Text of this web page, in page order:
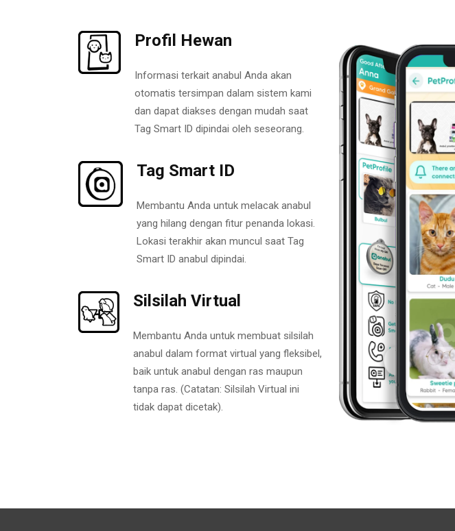
Profil Hewan
Informasi terkait anabul Anda akan
otomatis tersimpan dalam sistem kami
dan dapat diakses dengan mudah saat
Tag Smart ID dipindai oleh seseorang.
Tag Smart ID
Membantu Anda untuk melacak anabul
yang hilang dengan fitur penanda lokasi.
Lokasi terakhir akan muncul saat Tag
Smart ID anabul dipindai.
Silsilah Virtual
Membantu Anda untuk membuat silsilah
anabul dalam format virtual yang fleksibel,
baik untuk anabul dengan ras maupun
tanpa ras. (Catatan: Silsilah Virtual ini
tidak dapat dicetak).